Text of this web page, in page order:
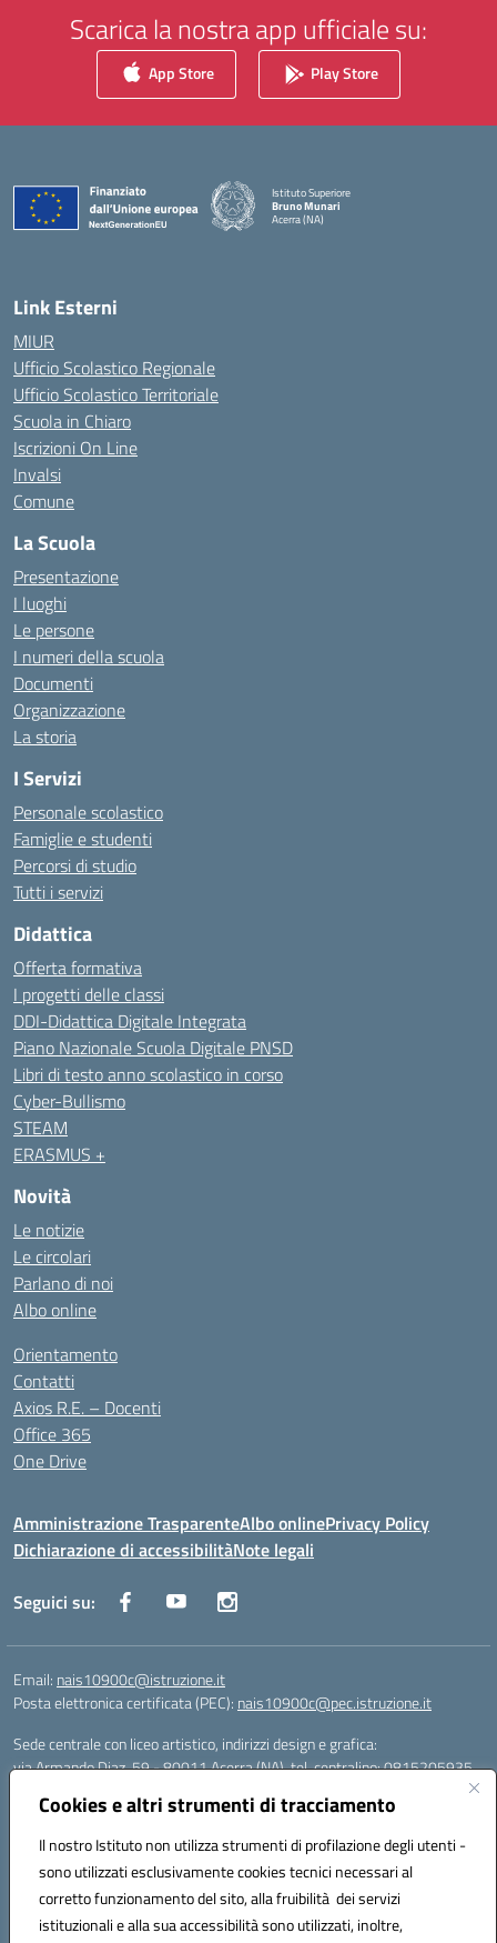
Cookies e altri strumenti di tracciamento
Il nostro Istituto non utilizza strumenti di profilazione degli utenti -
sono utilizzati esclusivamente cookies tecnici necessari al
corretto funzionamento del sito, alla fruibilità dei servizi
istituzionali e alla sua accessibilità sono utilizzati, inoltre,
Scarica la nostra app ufficiale su:
App Store Play Store
Istituto Superiore
Bruno Munari
Acerra (NA)
Link Esterni
MIUR
Ufficio Scolastico Regionale
Ufficio Scolastico Territoriale
Scuola in Chiaro
Iscrizioni On Line
Invalsi
Comune
La Scuola
Presentazione
I luoghi
Le persone
I numeri della scuola
Documenti
Organizzazione
La storia
I Servizi
Personale scolastico
Famiglie e studenti
Percorsi di studio
Tutti i servizi
Didattica
Offerta formativa
I progetti delle classi
DDI-Didattica Digitale Integrata
Piano Nazionale Scuola Digitale PNSD
Libri di testo anno scolastico in corso
Cyber-Bullismo
STEAM
ERASMUS +
Novità
Le notizie
Le circolari
Parlano di noi
Albo online
Orientamento
Contatti
Axios R.E. – Docenti
Office 365
One Drive
Amministrazione TrasparenteAlbo onlinePrivacy Policy
Dichiarazione di accessibilitàNote legali
Seguici su:
Email: nais10900c@istruzione.it
Posta elettronica certificata (PEC): nais10900c@pec.istruzione.it
Sede centrale con liceo artistico, indirizzi design e grafica:
via Armando Diaz, 59 - 80011 Acerra (NA), tel. centralino: 0815205935
via T. Campanella, 80011 Acerra (NA), tel/fax: 0818850905
Sede succursale con liceo musicale:
via S. Pellico, 80011 Acerra (NA), tel: 08119660921
Email: nais10900c@istruzione.it | PEC: nais10900c@pec.istruzione.it |
Nome Ufficio PA: Uff_eFatturaPA | Codice Univoco ufficio: UFOYYV |
C.Fisc: 93056740637